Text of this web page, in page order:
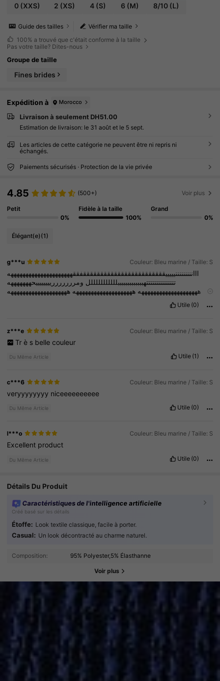
0(XXS) 2 (XS) 4 (S) 6 (M) 8/10 (L)
Vérifier ma taille
Guide des tailles
100% a trouvé que c'était conforme à la taille
Pas votre taille? Dites-nous
Groupe de taille
Fines brides
Expédition à Morocco
Livraison à seulement DH51.00
Estimation de livraison: le 31 août et le 5 sept.
Les articles de cette catégorie ne peuvent être ni repris ni
échangés.
Paiements sécurisés · Protection de la vie privée
4.85 (500+) Voir plus
Petit
0%
Fidèle à la taille
100%
Grand
0%
Élégant(e)(1)
g***u Couleur: Bleu marine / Taille: S
ااانننننننننيييييققققققققققققققققققققققققفققهههههههههههههههههههههه
تتتتتتتتتتتتتتتهبببببببببببببلللللللللللل ومرررررررييييييييحهههههههه
ههههههههههههههههههههه ههههههههههههههههههههه ههههههههههههههههههههه
ههههههههههههههههههههه
ههههههههههههههههههههه
هههههههههههههههههههههههههههههههههههههههههه
ههههههههههههههههههههه
ههههههههههههههههههههههههههههههههه
Utile (0)
z***e Couleur: Bleu marine / Taille: S
Tr è s belle couleur
Du Même Article Utile (1)
c***6 Couleur: Bleu marine / Taille: S
veryyyyyyyy niceeeeeeeeee
Du Même Article Utile (0)
l***o Couleur: Bleu marine / Taille: S
Excellent product
Du Même Article Utile (0)
Détails Du Produit
Caractéristiques de l'intelligence artificielle
Créé basé sur les détails
Étoffe: Look textile classique, facile à porter.
Casual: Un look décontracté au charme naturel.
Composition: 95% Polyester,5% Élasthanne
Voir plus